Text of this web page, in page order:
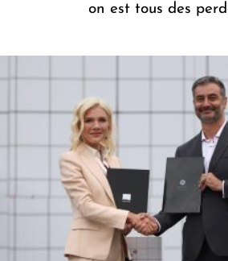
on est tous des